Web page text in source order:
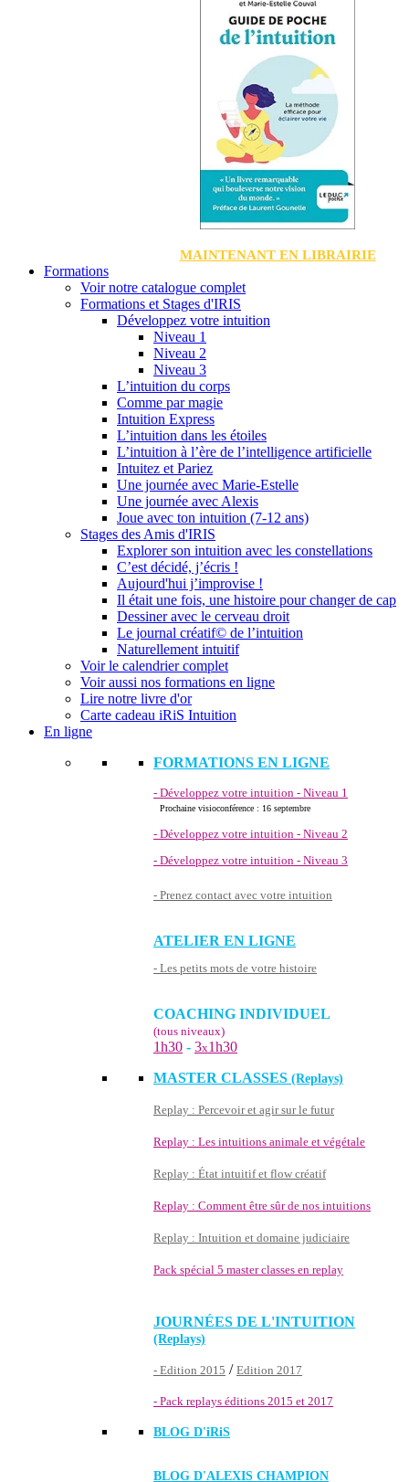
MAINTENANT EN LIBRAIRIE
Formations
Voir notre catalogue complet
Formations et Stages d'IRIS
Développez votre intuition
Niveau 1
Niveau 2
Niveau 3
L’intuition du corps
Comme par magie
Intuition Express
L’intuition dans les étoiles
L’intuition à l’ère de l’intelligence artificielle
Intuitez et Pariez
Une journée avec Marie-Estelle
Une journée avec Alexis
Joue avec ton intuition (7-12 ans)
Stages des Amis d'IRIS
Explorer son intuition avec les constellations
C’est décidé, j’écris !
Aujourd'hui j’improvise !
Il était une fois, une histoire pour changer de cap
Dessiner avec le cerveau droit
Le journal créatif© de l’intuition
Naturellement intuitif
Voir le calendrier complet
Voir aussi nos formations en ligne
Lire notre livre d'or
Carte cadeau iRiS Intuition
En ligne
FORMATIONS EN LIGNE
- Développez votre intuition - Niveau 1
Prochaine visioconférence : 16 septembre
- Développez votre intuition - Niveau 2
- Développez votre intuition - Niveau 3
- Prenez contact avec votre intuition
ATELIER EN LIGNE
- Les petits mots de votre histoire
COACHING INDIVIDUEL
(tous niveaux)
1h30 - 3x1h30
MASTER CLASSES (Replays)
Replay : Percevoir et agir sur le futur
Replay : Les intuitions animale et végétale
Replay : État intuitif et flow créatif
Replay : Comment être sûr de nos intuitions
Replay : Intuition et domaine judiciaire
Pack spécial 5 master classes en replay
JOURNÉES DE L'INTUITION
(Replays)
- Edition 2015 / Edition 2017
- Pack replays éditions 2015 et 2017
BLOG D'iRiS
BLOG D'ALEXIS CHAMPION